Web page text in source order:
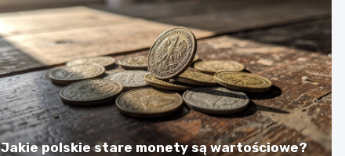
Jakie polskie stare monety są wartościowe?